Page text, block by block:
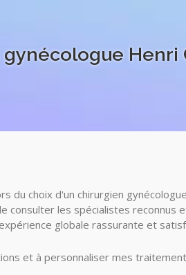
Henri
du choix d'un chirurgien
les spécialistes reconnus
globale rassurante et
et à personnaliser mes